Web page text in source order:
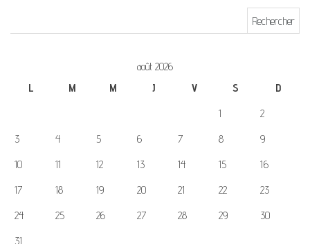
août 2026
L
M M J V S
D
1
2
3
4 5 6 7 8
9
10
11 12 13 14 15
16
17
18 19 20 21 22
23
24
25 26 27 28 29
30
31